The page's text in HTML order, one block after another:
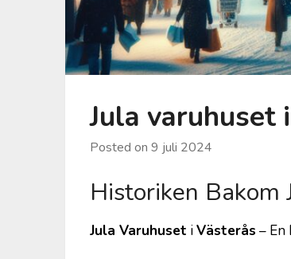
Jula varuhuset
Posted on9 juli 2024
Historiken Bakom
Jula Varuhuset iVästerås –